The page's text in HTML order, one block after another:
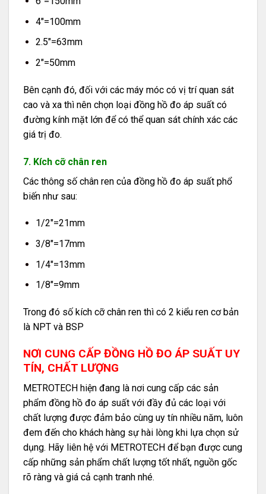
4″=100mm
2.5″=63mm
2″=50mm
Bên cạnh đó, đối với các máy móc có vị trí quan sát
cao và xa thì nên chọn loại đồng hồ đo áp suất có
đường kính mặt lớn để có thể quan sát chính xác các
giá trị đo.
7. Kích cỡ chân ren
Các thông số chân ren của đồng hồ đo áp suất phổ
biến như sau:
1/2″=21mm
3/8″=17mm
1/4″=13mm
1/8″=9mm
Trong đó số kích cỡ chân ren thì có 2 kiểu ren cơ bản
là NPT và BSP
NƠI CUNG CẤP ĐỒNG HỒ ĐO ÁP SUẤT UY
TÍN, CHẤT LƯỢNG
METROTECH hiện đang là nơi cung cấp các sản
phẩm đồng hồ đo áp suất với đầy đủ các loại với
chất lượng được đảm bảo cùng uy tín nhiều năm, luôn
đem đến cho khách hàng sự hài lòng khi lựa chọn sử
dụng. Hãy liên hệ với METROTECH để bạn được cung
cấp những sản phẩm chất lượng tốt nhất, nguồn gốc
rõ ràng và giá cả cạnh tranh nhé.